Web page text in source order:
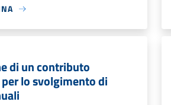
di un contributo
lo svolgimento di